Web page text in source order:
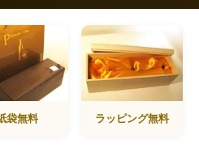
袋無料 ラッピング無料